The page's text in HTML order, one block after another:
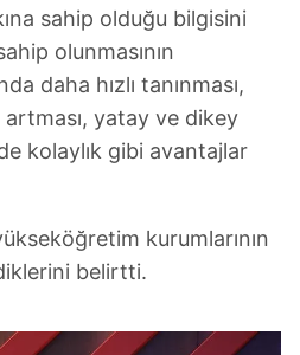
sahip olduğu bilgisini
olunmasının
daha hızlı tanınması,
artması, yatay ve dikey
kolaylık gibi avantajlar
kurumlarının
belirtti.